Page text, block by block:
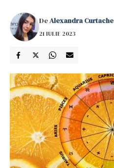
DeAlexandra Curtache
21 IULIE 2023